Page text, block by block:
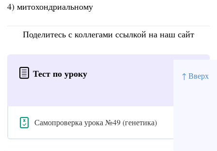
↑ Вверх
4) митохондриальному
Поделитесь с коллегами ссылкой на наш сайт
Тест по уроку
Самопроверка урока №49 (генетика)